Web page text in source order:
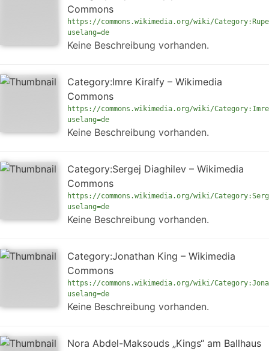
Commons
https://commons.wikimedia.org/wiki/
uselang=de
Keine Beschreibung vorhanden.
Category:Imre Kiralfy – Wikimedia
Commons
https://commons.wikimedia.org/wiki/
uselang=de
Keine Beschreibung vorhanden.
Category:Sergej Diaghilev – Wikimedia
Commons
https://commons.wikimedia.org/wiki/
uselang=de
Keine Beschreibung vorhanden.
Category:Jonathan King – Wikimedia
Commons
https://commons.wikimedia.org/wiki/
uselang=de
Keine Beschreibung vorhanden.
Nora Abdel-Maksouds „Kings“ am Ballhaus